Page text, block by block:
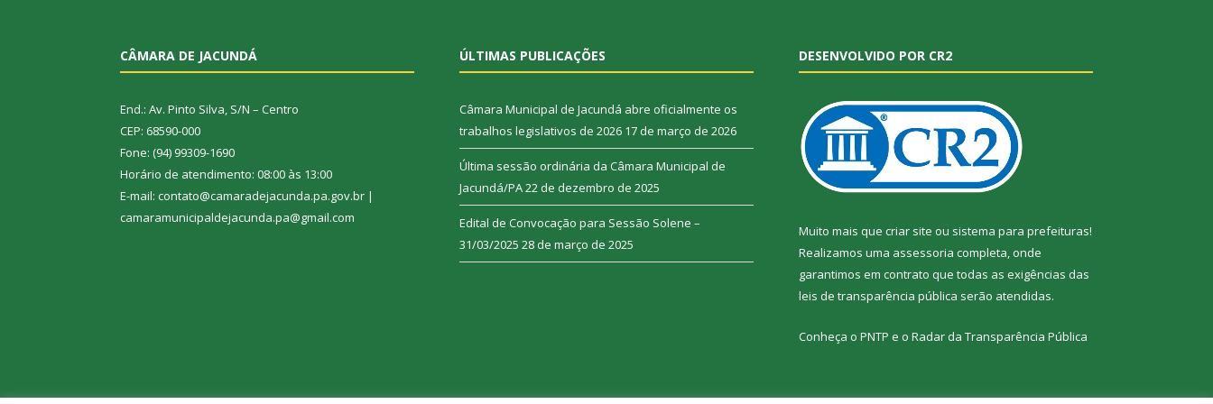
CÂMARA DE JACUNDÁ
End.: Av. Pinto Silva, S/N – Centro
CEP: 68590-000
Fone: (94) 99309-1690
Horário de atendimento: 08:00 às 13:00
E-mail: contato@camaradejacunda.pa.gov.br |
camaramunicipaldejacunda.pa@gmail.com
ÚLTIMAS PUBLICAÇÕES
Câmara Municipal de Jacundá abre oficialmente os
trabalhos legislativos de 2026 17 de março de 2026
Última sessão ordinária da Câmara Municipal de
Jacundá/PA22 de dezembro de 2025
Edital de Convocação para Sessão Solene –
31/03/2025 28 de março de 2025
DESENVOLVIDO POR CR2
Muito mais que criar site ou sistema para prefeituras!
Realizamos uma assessoria completa, onde
garantimos em contrato que todas as exigências das
leis de transparência pública serão atendidas.
Conheça o PNTP e o Radar da Transparência Pública